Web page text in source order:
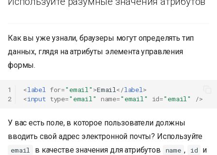
Как вы уже узнали, браузеры могут определять тип
данных, глядя на атрибуты элемента управления
формы.
1
2
<label for="email" >Email</label>
<input type="email" name="email" id="email" />
У вас есть поле, в которое пользователи должны
вводить свой адрес электронной почты? Используйте
email в качестве значения для атрибутов name , id и